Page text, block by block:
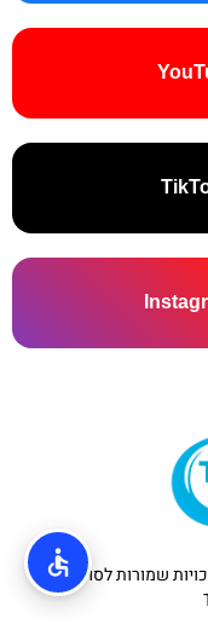
שמורות לסוכנות